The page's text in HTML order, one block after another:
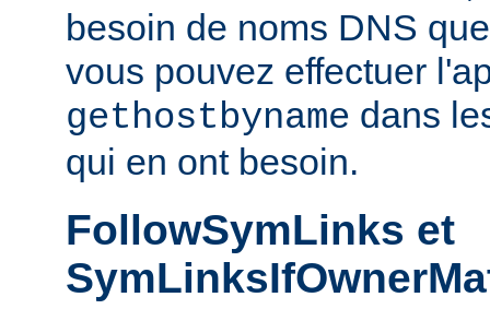
besoin de noms DNS
vous pouvez effectuer
gethostbyname dans
qui en ont besoin.
FollowSymLinks et